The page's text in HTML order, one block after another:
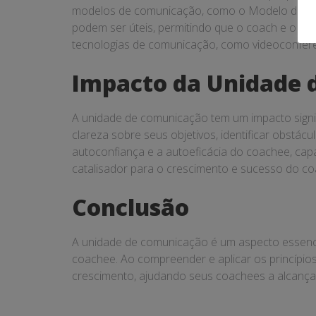
modelos de comunicação, como o Modelo de
podem ser úteis, permitindo que o coach e o
tecnologias de comunicação, como
Impacto da Unidade
A unidade de comunicação tem um impacto
clareza sobre seus objetivos, identificar
autoconfiança e a autoeficácia do coachee,
catalisador para o crescimento e sucesso do
Conclusão
A unidade de comunicação é um aspecto
coachee. Ao compreender e aplicar os
crescimento, ajudando seus coachees a